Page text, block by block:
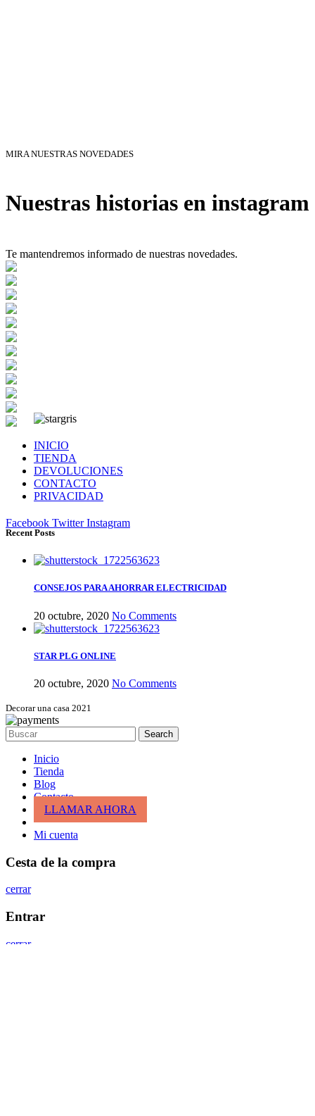
MIRA NUESTRAS NOVEDADES
Nuestras historias en instagram
Te mantendremos informado de nuestras novedades.
INICIO
TIENDA
DEVOLUCIONES
CONTACTO
PRIVACIDAD
Facebook Twitter Instagram
Recent Posts
CONSEJOS PARA AHORRAR ELECTRICIDAD
20 octubre, 2020 No Comments
STAR PLG ONLINE
20 octubre, 2020 No Comments
Decorar una casa 2021
Search
Inicio
Tienda
Blog
Contacto
LLAMAR AHORA
Mi cuenta
Cesta de la compra
cerrar
Entrar
cerrar